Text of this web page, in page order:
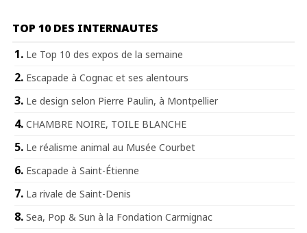
TOP 10 DES INTERNAUTES
Le Top 10 des expos de la semaine
Escapade à Cognac et ses alentours
Le design selon Pierre Paulin, à Montpellier
CHAMBRE NOIRE, TOILE BLANCHE
Le réalisme animal au Musée Courbet
Escapade à Saint-Étienne
La rivale de Saint-Denis
Sea, Pop & Sun à la Fondation Carmignac